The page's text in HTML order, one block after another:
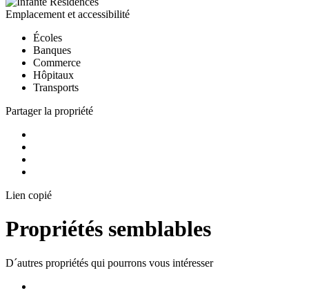
Emplacement et accessibilité
Écoles
Banques
Commerce
Hôpitaux
Transports
Partager la propriété
Lien copié
Propriétés semblables
D´autres propriétés qui pourrons vous intéresser